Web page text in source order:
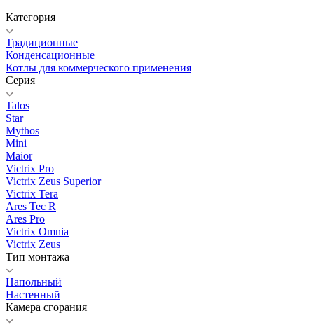
Категория
Традиционные
Конденсационные
Котлы для коммерческого применения
Серия
Talos
Star
Mythos
Mini
Maior
Victrix Pro
Victrix Zeus Superior
Victrix Tera
Ares Tec R
Ares Pro
Victrix Omnia
Victrix Zeus
Тип монтажа
Напольный
Настенный
Камера сгорания